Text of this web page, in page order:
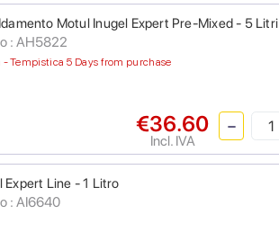
Motul Inugel Expert Pre-Mixed - 5 Litri
: AH5822
Tempistica 5 Days from purchase
€36.60
Incl. IVA
Line - 1 Litro
: AI6640